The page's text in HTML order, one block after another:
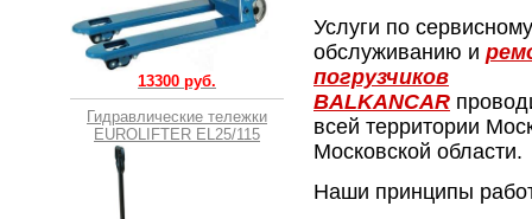
13300 руб.
Гидравлические тележки
EUROLIFTER EL25/115
Услуги по сервисному
обслуживанию и
погрузчиков
BALKANCAR
всей территории
Московской области.
Наши принципы